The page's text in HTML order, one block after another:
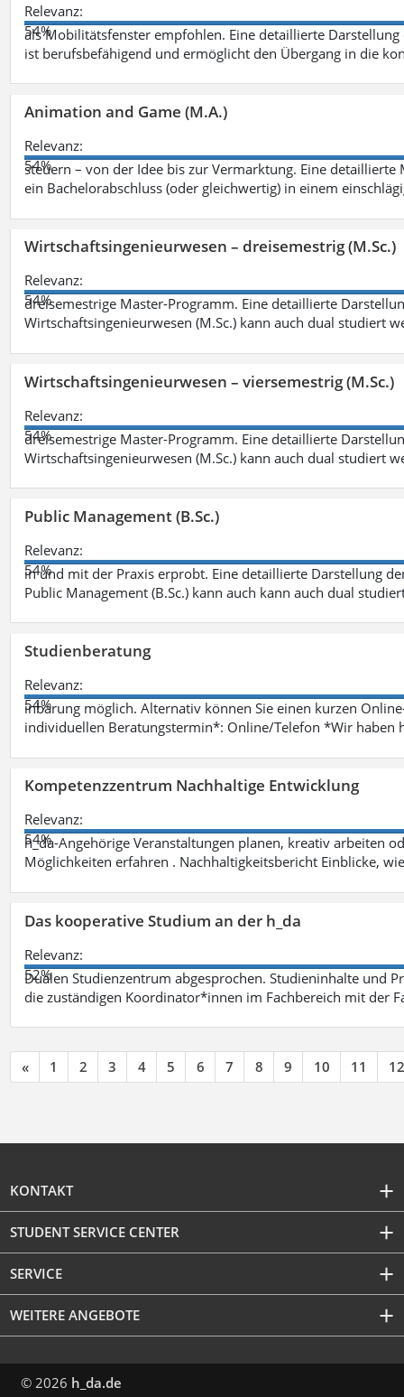
Relevanz:
54%
als Mobilitätsfenster empfohlen. Eine detaillierte
ist berufsbefähigend und ermöglicht den Übergang in die
Animation and Game (M.A.)
Relevanz:
54%
steuern – von der Idee bis zur Vermarktung. Eine
ein Bachelorabschluss (oder gleichwertig) in einem
Wirtschaftsingenieurwesen – dreisemestrig (M.Sc.)
Relevanz:
54%
dreisemestrige Master-Programm. Eine detaillierte
Wirtschaftsingenieurwesen (M.Sc.) kann auch dual studiert
Wirtschaftsingenieurwesen – viersemestrig (M.Sc.)
Relevanz:
54%
dreisemestrige Master-Programm. Eine detaillierte
Wirtschaftsingenieurwesen (M.Sc.) kann auch dual studiert
Public Management (B.Sc.)
Relevanz:
54%
in und mit der Praxis erprobt. Eine detaillierte Darstellung
Public Management (B.Sc.) kann auch kann auch dual
Studienberatung
Relevanz:
54%
inbarung möglich. Alternativ können Sie einen kurzen
individuellen Beratungstermin*: Online/Telefon *Wir haben
Kompetenzzentrum Nachhaltige Entwicklung
Relevanz:
54%
h_da-Angehörige Veranstaltungen planen, kreativ arbeiten
Möglichkeiten erfahren . Nachhaltigkeitsbericht Einblicke,
Das kooperative Studium an der h_da
Relevanz:
52%
Dualen Studienzentrum abgesprochen. Studieninhalte und
die zuständigen Koordinator*innen im Fachbereich mit der
« 1 2 3 4 5 6 7 8 9 10 11 12
KONTAKT
STUDENT SERVICE CENTER
SERVICE
WEITERE ANGEBOTE
© 2026 h_da.de